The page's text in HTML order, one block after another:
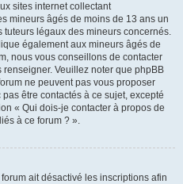
sites internet collectant
mineurs âgés de moins de 13 ans un
légaux des mineurs concernés.
également aux mineurs âgés de
nous vous conseillons de contacter
Veuillez noter que phpBB
ne peuvent pas vous proposer
être contactés à ce sujet, excepté
« Qui dois-je contacter à propos de
à ce forum ? ».
ait désactivé les inscriptions afin